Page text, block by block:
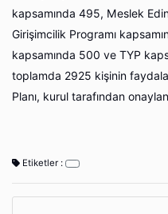
kapsamında 495, Meslek
Girişimcilik Programı
kapsamında 500 ve TYP
toplamda 2925 kişinin
Planı, kurul tarafından
Etiketler :